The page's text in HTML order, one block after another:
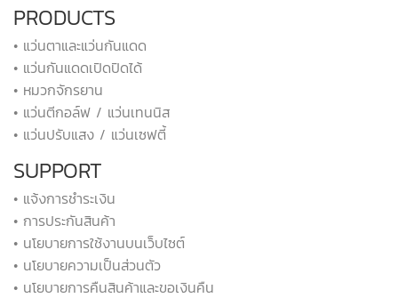
PRODUCTS
• แว่นตาและแว่นกันแดด
• แว่นกันแดดเปิดปิดได้
• หมวกจักรยาน
• แว่นตีกอล์ฟ / แว่นเทนนิส
• แว่นปรับแสง / แว่นเซฟตี้
SUPPORT
• แจ้งการชำระเงิน
• การประกันสินค้า
• นโยบายการใช้งานบนเว็บไซต์
• นโยบายความเป็นส่วนตัว
• นโยบายการคืนสินค้าและขอเงินคืน